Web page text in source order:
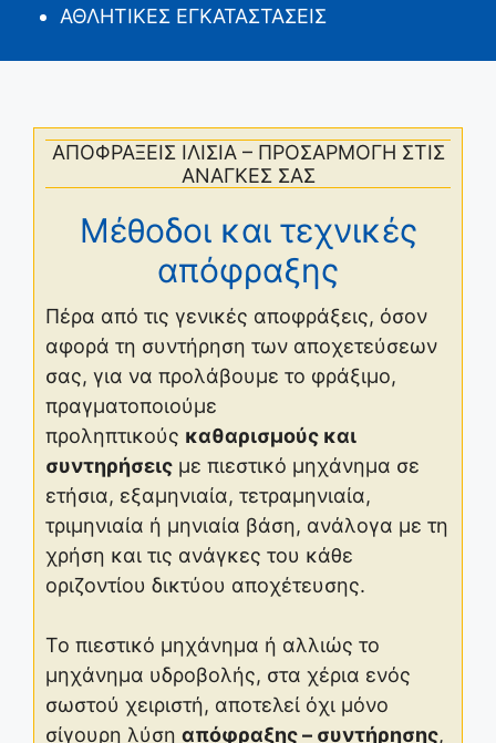
ΑΘΛΗΤΙΚΕΣ ΕΓΚΑΤΑΣΤΑΣΕΙΣ
ΑΠΟΦΡΑΞΕΙΣ ΙΛΙΣΙΑ – ΠΡΟΣΑΡΜΟΓΗ ΣΤΙΣ
ΑΝΑΓΚΕΣ ΣΑΣ
Μέθοδοι και τεχνικές
απόφραξης
Πέρα από τις γενικές αποφράξεις, όσον
αφορά τη συντήρηση των αποχετεύσεων
σας, για να προλάβουμε το φράξιμο,
πραγματοποιούμε
προληπτικούς καθαρισμούς και
συντηρήσεις με πιεστικό μηχάνημα σε
ετήσια, εξαμηνιαία, τετραμηνιαία,
τριμηνιαία ή μηνιαία βάση, ανάλογα με τη
χρήση και τις ανάγκες του κάθε
οριζοντίου δικτύου αποχέτευσης.
Το πιεστικό μηχάνημα ή αλλιώς το
μηχάνημα υδροβολής, στα χέρια ενός
σωστού χειριστή, αποτελεί όχι μόνο
σίγουρη λύση απόφραξης – συντήρησης,